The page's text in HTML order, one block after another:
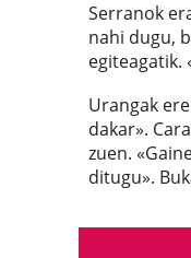
Serranok
nahi dugu,
egiteagatik.
Urangak
dakar».
zuen.
ditugu».